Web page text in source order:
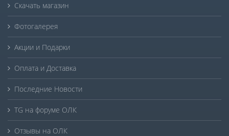
Скачать магазин
Фотогалерея
Акции и Подарки
Оплата и Доставка
Последние Новости
TG на форуме ОЛК
Отзывы на ОЛК